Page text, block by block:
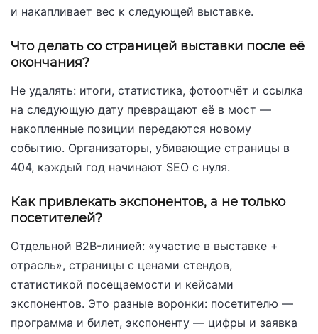
и накапливает вес к следующей выставке.
Что делать со страницей выставки после её
окончания?
Не удалять: итоги, статистика, фотоотчёт и ссылка
на следующую дату превращают её в мост —
накопленные позиции передаются новому
событию. Организаторы, убивающие страницы в
404, каждый год начинают SEO с нуля.
Как привлекать экспонентов, а не только
посетителей?
Отдельной B2B-линией: «участие в выставке +
отрасль», страницы с ценами стендов,
статистикой посещаемости и кейсами
экспонентов. Это разные воронки: посетителю —
программа и билет, экспоненту — цифры и заявка